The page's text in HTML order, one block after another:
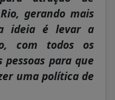
gerando mais
ideia é levar a
com todos os
pessoas para que
uma política de